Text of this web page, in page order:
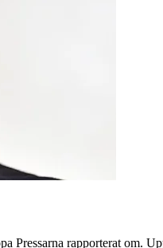
rapporterat om.